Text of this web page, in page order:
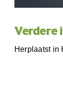
Verdere
Herplaatst in